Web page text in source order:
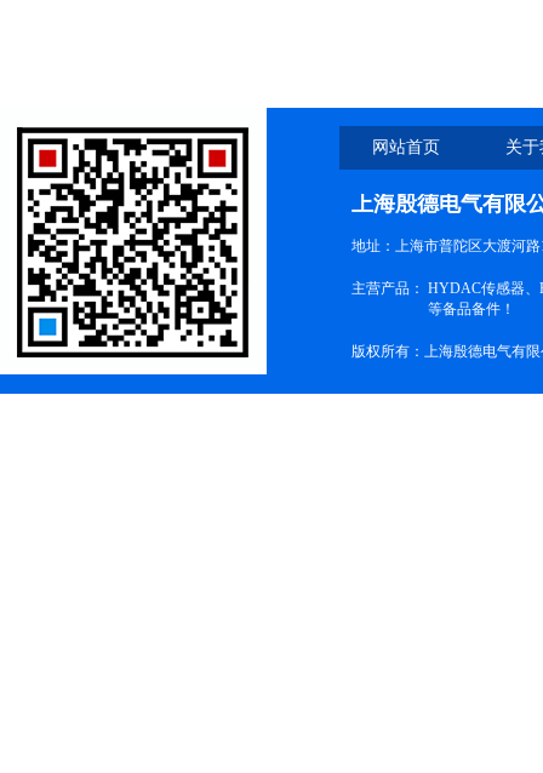
网站首页 关
上海殷德电气有限
地址：上海市普陀区大渡河路
主营产品： HYDAC传感器、
等备品备件！
版权所有：上海殷德电气有